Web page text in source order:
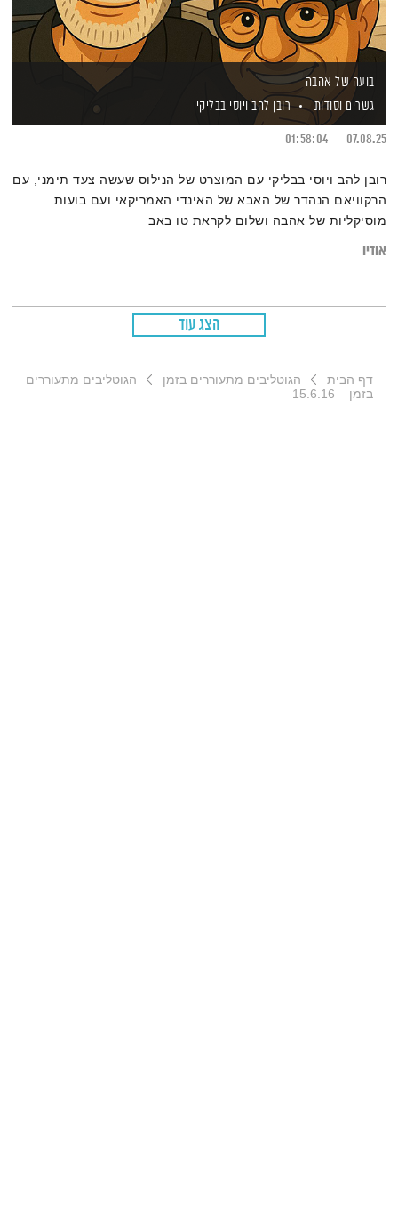
בועה של אהבה
גשרים וסודות
רובן להבויוסי בבליקי
07.08.25
01:58:04
רובן להב ויוסי בבליקי עם המוצרט של הנילוס שעשה צעד תימני, עם
הרקוויאם הנהדר של האבא של האינדי האמריקאי ועם בועות
מוסיקליות של אהבה ושלום לקראת טו באב
אודיו
הצג עוד
דף הבית הגוטליבים מתעוררים בזמן
הגוטליבים מתעוררים
בזמן – 15.6.16